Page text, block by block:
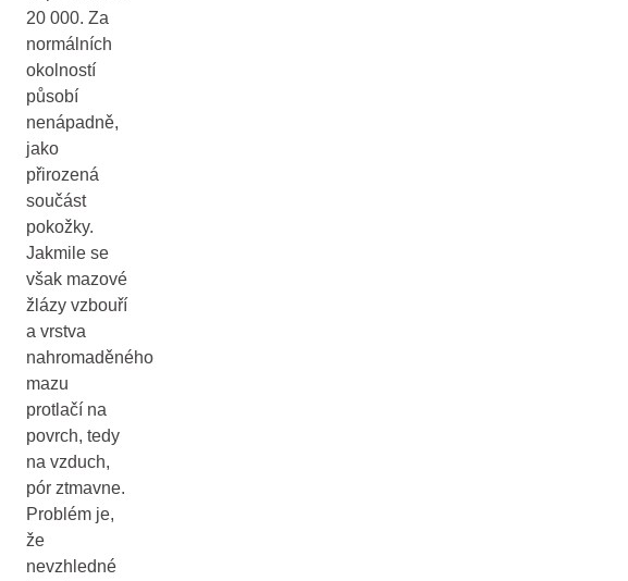
20 000. Za
normálních
okolností
působí
nenápadně,
jako
přirozená
součást
pokožky.
Jakmile se
však mazové
žlázy vzbouří
a vrstva
nahromaděného
mazu
protlačí na
povrch, tedy
na vzduch,
pór ztmavne.
Problém je,
že
nevzhledné